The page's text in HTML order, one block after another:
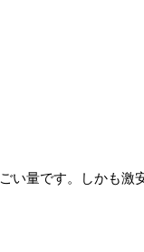
い量です。しかも激